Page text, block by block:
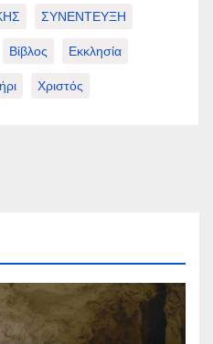
ΣΥΝΕΝΤΕΥΞΗ
Βίβλος Εκκλησία
Χριστός